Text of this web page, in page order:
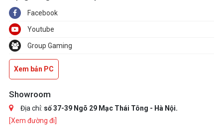
Facebook
Youtube
Group Gaming
Xem bản PC
Showroom
Địa chỉ: số 37-39 Ngõ 29 Mạc Thái Tông - Hà Nội.
[Xem đường đi]